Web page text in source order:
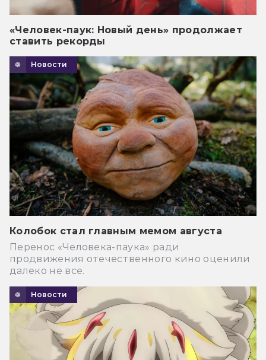
«Человек-паук: Новый день» продолжает
ставить рекорды
Новости
Колобок стал главным мемом августа
Перенос «Человека-паука» ради
продвижения отечественного кино оценили
далеко не все.
Новости